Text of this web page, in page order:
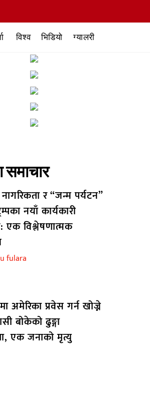
विश्व भिडियो ग्यालरी
समाचार​
र “जन्म पर्यटन”
नयाँ कार्यकारी
विश्लेषणात्मक
अमेरिका प्रवेस गर्न खोज्ने
बोकेको ढुङ्गा
एक जनाको मृत्यु